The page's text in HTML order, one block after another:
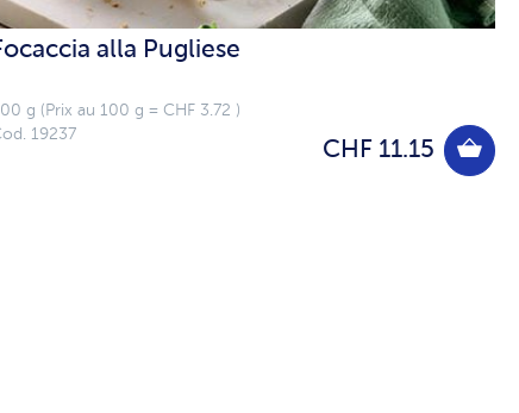
alla Pugliese
g (Prix au 100 g = CHF 3.72 )
CHF 11.15
19237